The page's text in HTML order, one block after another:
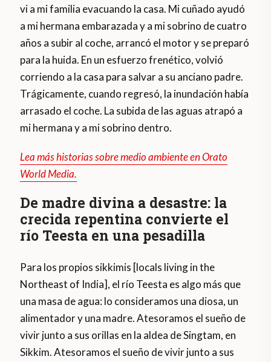
vi a mi familia evacuando la casa. Mi cuñado ayudó
a mi hermana embarazada y a mi sobrino de cuatro
años a subir al coche, arrancó el motor y se preparó
para la huida. En un esfuerzo frenético, volvió
corriendo a la casa para salvar a su anciano padre.
Trágicamente, cuando regresó, la inundación había
arrasado el coche. La subida de las aguas atrapó a
mi hermana y a mi sobrino dentro.
Lea más historias sobre medio ambiente en Orato
World Media.
De madre divina a desastre: la
crecida repentina convierte el
río Teesta en una pesadilla
Para los propios sikkimis [locals living in the
Northeast of India], el río Teesta es algo más que
una masa de agua: lo consideramos una diosa, un
alimentador y una madre. Atesoramos el sueño de
vivir junto a sus orillas en la aldea de Singtam, en
Sikkim. Atesoramos el sueño de vivir junto a sus